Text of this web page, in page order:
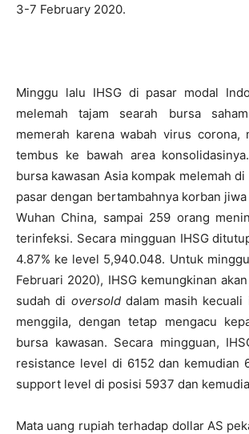
3-7 February 2020.
Minggu lalu IHSG di pasar modal
melemah tajam searah bursa
memerah karena wabah virus corona,
tembus ke bawah area
bursa kawasan Asia kompak melemah
pasar dengan bertambahnya korban
Wuhan China, sampai 259 orang
terinfeksi. Secara mingguan IHSG
4.87% ke level 5,940.048. Untuk
Februari 2020), IHSG kemungkinan akan
sudah di oversolddalam masih kecuali
menggila, dengan tetap mengacu
bursa kawasan. Secara mingguan,
resistance level di 6152 dan kemudian
support level di posisi 5937 dan
Mata uang rupiah terhadap dollar AS